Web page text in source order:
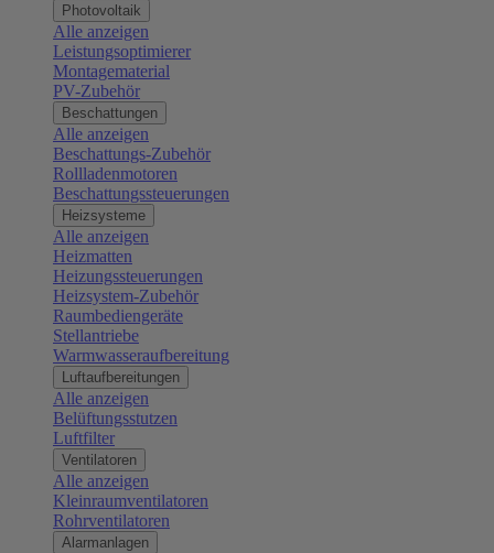
Photovoltaik
Alle anzeigen
Leistungsoptimierer
Montagematerial
PV-Zubehör
Beschattungen
Alle anzeigen
Beschattungs-Zubehör
Rollladenmotoren
Beschattungssteuerungen
Heizsysteme
Alle anzeigen
Heizmatten
Heizungssteuerungen
Heizsystem-Zubehör
Raumbediengeräte
Stellantriebe
Warmwasseraufbereitung
Luftaufbereitungen
Alle anzeigen
Belüftungsstutzen
Luftfilter
Ventilatoren
Alle anzeigen
Kleinraumventilatoren
Rohrventilatoren
Alarmanlagen